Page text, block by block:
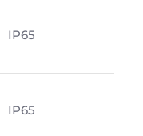
IP65
IP65